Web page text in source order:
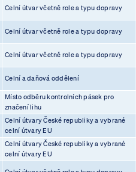
Celní útvar včetně role a typu dopravy
Celní útvar včetně role a typu dopravy
Celní útvar včetně role a typu dopravy
Celní a daňová oddělení
Místo odběru kontrolních pásek pro
značení lihu
Celní útvary České republiky a vybrané
celní útvary EU
Celní útvary České republiky a vybrané
celní útvary EU